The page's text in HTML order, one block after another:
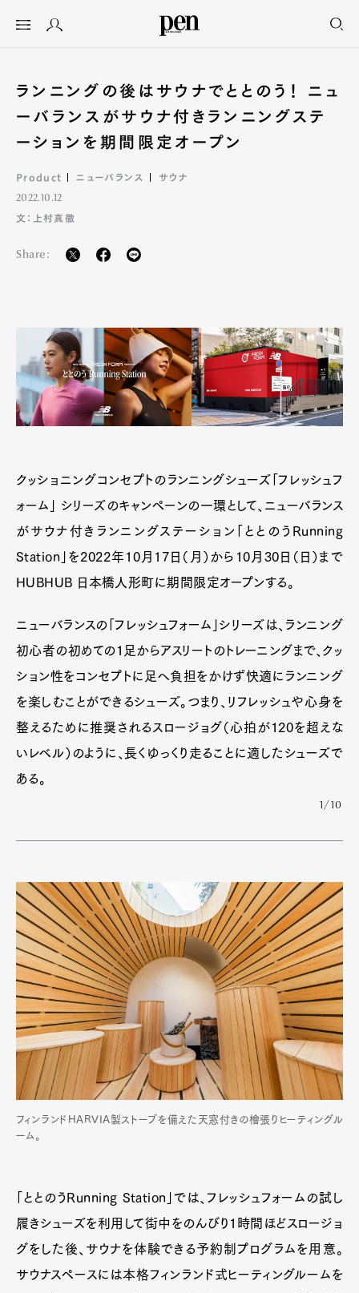
ランニングの後はサウナでととのう！ ニュ
ーバランスがサウナ付きランニングステ
ーションを期間限定オープン
Product ニューバランス サウナ
2022.10.12
文：上村真徹
Share:
クッショニングコンセプトのランニングシューズ「フレッシュフ
ォーム」 シリーズのキャンペーンの一環として、ニューバランス
がサウナ付きランニングステーション「ととのうRunning
Station」を2022年10月17日（月）から10月30日（日）まで
HUBHUB 日本橋人形町に期間限定オープンする。
ニューバランスの「フレッシュフォーム」シリーズは、ランニング
初心者の初めての1足からアスリートのトレーニングまで、クッ
ション性をコンセプトに足へ負担をかけず快適にランニング
を楽しむことができるシューズ。つまり、リフレッシュや心身を
整えるために推奨されるスロージョグ（心拍が120を超えな
いレベル）のように、長くゆっくり走ることに適したシューズで
ある。
1/10
フィンランドHARVIA製ストーブを備えた天窓付きの檜張りヒーティングル
ーム。
「ととのうRunning Station」では、フレッシュフォームの試し
履きシューズを利用して街中をのんびり1時間ほどスロージョ
グをした後、サウナを体験できる予約制プログラムを用意。
サウナスペースには本格フィンランド式ヒーティングルームを